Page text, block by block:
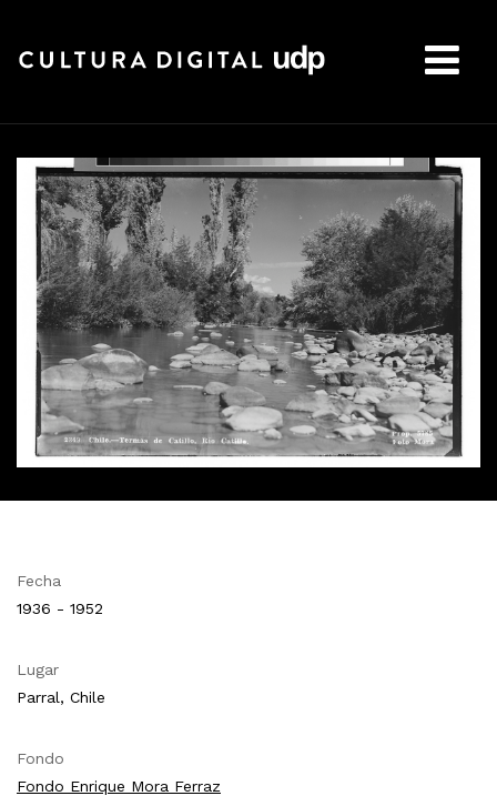
Fecha
1936 - 1952
Lugar
Parral, Chile
Fondo
Fondo Enrique Mora Ferraz